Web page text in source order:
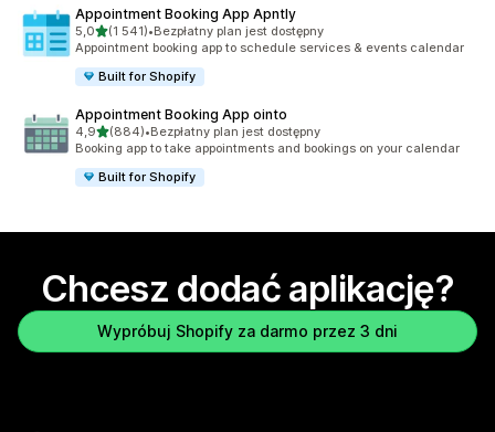
Appointment Booking App Apntly
5,0na 5 gwiazdek
(1 541)
Łączna liczba recenzji: 1541
•Bezpłatny plan jest dostępny
Appointment booking app to schedule services & events calendar
Built for Shopify
Appointment Booking App ointo
4,9na 5 gwiazdek
(884)
Łączna liczba recenzji: 884
•Bezpłatny plan jest dostępny
Booking app to take appointments and bookings on your calendar
Built for Shopify
Chcesz dodać aplikację?
Wypróbuj Shopify za darmo przez 3 dni